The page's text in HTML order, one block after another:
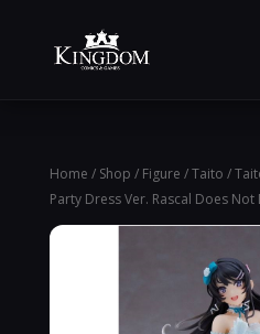
Home / Shop / Figure /Taito /
Party Dress Ver. Rascal Does